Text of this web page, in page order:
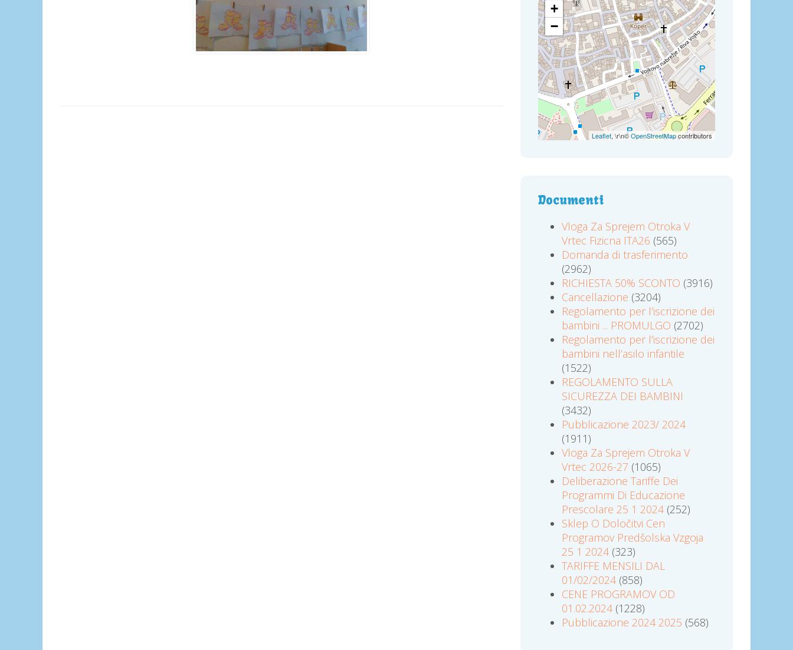
+
−
Leaflet, \r\n©OpenStreetMapcontributors
Documenti
Vloga Za Sprejem Otroka V
Vrtec Fizicna ITA26 (565)
Domanda di trasferimento
(2962)
RICHIESTA 50% SCONTO (3916)
Cancellazione (3204)
Regolamento per l’iscrizione dei
bambini ... PROMULGO (2702)
Regolamento per l’iscrizione dei
bambini nell’asilo infantile
(1522)
REGOLAMENTO SULLA
SICUREZZA DEI BAMBINI
(3432)
Pubblicazione 2023/ 2024
(1911)
Vloga Za Sprejem Otroka V
Vrtec 2026-27 (1065)
Deliberazione Tariffe Dei
Programmi Di Educazione
Prescolare 25 1 2024(252)
Sklep O Določitvi Cen
Programov Predšolska Vzgoja
25 1 2024(323)
TARIFFE MENSILI DAL
01/02/2024(858)
CENE PROGRAMOV OD
01.02.2024(1228)
Pubblicazione 2024 2025 (568)